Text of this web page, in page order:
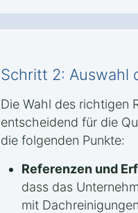
Schritt 2: Auswahl
Die Wahl des richtigen
entscheidend für die
die folgenden Punkte:
Referenzen und
dass das
mit